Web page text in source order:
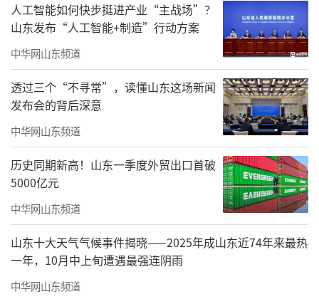
市委常委、宣传部部长、统战部部长柳庆发出
席会议并讲话，副市长马卫红主持会议，市文
化和旅游局党组书记、局长周江涛作工作报
告。
会议认为，过去一年，在市委、市政府的
坚强领导下，全市文旅系统深入践行“三提三
敢”工作要求，乘势而上求突破、发奋图强开
新局，各项工作稳中求进、难中求成、变中求
好，呈现出发展势头良好、干事氛围浓厚、群
众反响热烈的喜人局面。
会议指出，做好当前和今后一个时期文化
和旅游工作，高标准、高质量完成2024年各项
人工智能如何快步挺进产业“主战场”？
山东发布“人工智能+制造”行动方案
中华网山东频道
透过三个“不寻常”，读懂山东这场新闻
发布会的背后深意
中华网山东频道
历史同期新高！山东一季度外贸出口首破
5000亿元
中华网山东频道
山东十大天气气候事件揭晓——2025年成山东近74年来最热
一年，10月中上旬遭遇最强连阴雨
中华网山东频道